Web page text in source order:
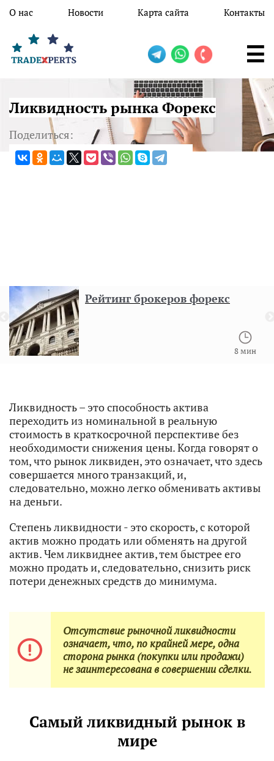
Перейти к основному содержанию
О нас Новости Карта сайта Контакты
Ликвидность рынка Форекс
Поделиться:
Рейтинг брокеров форекс
8 мин
Ликвидность – это способность актива
переходить из номинальной в реальную
стоимость в краткосрочной перспективе без
необходимости снижения цены. Когда говорят о
том, что рынок ликвиден, это означает, что здесь
совершается много транзакций, и,
следовательно, можно легко обменивать активы
на деньги.
Степень ликвидности - это скорость, с которой
актив можно продать или обменять на другой
актив. Чем ликвиднее актив, тем быстрее его
можно продать и, следовательно, снизить риск
потери денежных средств до минимума.
Отсутствие рыночной ликвидности
означает, что, по крайней мере, одна
сторона рынка (покупки или продажи)
не заинтересована в совершении сделки.
Самый ликвидный рынок в
мире